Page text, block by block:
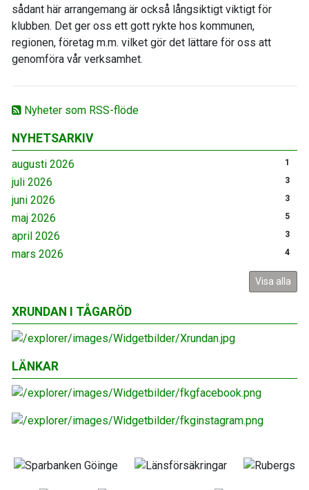
Nyheter som RSS-flöde
NYHETSARKIV
augusti 2026 1
juli 2026 3
juni 2026 3
maj 2026 5
april 2026 3
mars 2026 4
Visa alla
sådant här arrangemang är också långsiktigt viktigt för
klubben. Det ger oss ett gott rykte hos kommunen,
regionen, företag m.m. vilket gör det lättare för oss att
genomföra vår verksamhet.
XRUNDAN I TÅGARÖD
LÄNKAR